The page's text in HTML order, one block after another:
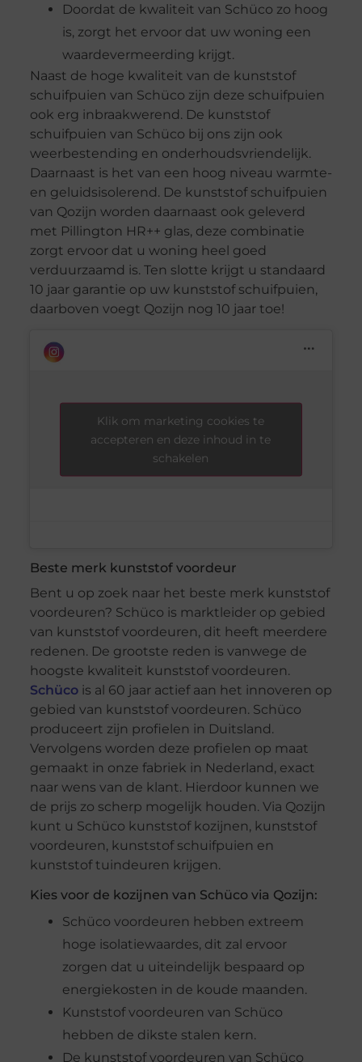
Doordat de kwaliteit van Schüco zo hoog
is, zorgt het ervoor dat uw woning een
waardevermeerding krijgt.
Naast de hoge kwaliteit van de kunststof
schuifpuien van Schüco zijn deze schuifpuien
ook erg inbraakwerend. De kunststof
schuifpuien van Schüco bij ons zijn ook
weerbestending en onderhoudsvriendelijk.
Daarnaast is het van een hoog niveau warmte-
en geluidsisolerend. De kunststof schuifpuien
van Qozijn worden daarnaast ook geleverd
met Pillington HR++ glas, deze combinatie
zorgt ervoor dat u woning heel goed
verduurzaamd is. Ten slotte krijgt u standaard
10 jaar garantie op uw kunststof schuifpuien,
daarboven voegt Qozijn nog 10 jaar toe!
Klik om marketing cookies te
accepteren en deze inhoud in te
schakelen
Beste merk kunststof voordeur
Bent u op zoek naar het beste merk kunststof
voordeuren? Schüco is marktleider op gebied
van kunststof voordeuren, dit heeft meerdere
redenen. De grootste reden is vanwege de
hoogste kwaliteit kunststof voordeuren.
Schüco is al 60 jaar actief aan het innoveren op
gebied van kunststof voordeuren. Schüco
produceert zijn profielen in Duitsland.
Vervolgens worden deze profielen op maat
gemaakt in onze fabriek in Nederland, exact
naar wens van de klant. Hierdoor kunnen we
de prijs zo scherp mogelijk houden. Via Qozijn
kunt u Schüco kunststof kozijnen, kunststof
voordeuren, kunststof schuifpuien en
kunststof tuindeuren krijgen.
Kies voor de kozijnen van Schüco via Qozijn:
Schüco voordeuren hebben extreem
hoge isolatiewaardes, dit zal ervoor
zorgen dat u uiteindelijk bespaard op
energiekosten in de koude maanden.
Kunststof voordeuren van Schüco
hebben de dikste stalen kern.
De kunststof voordeuren van Schüco